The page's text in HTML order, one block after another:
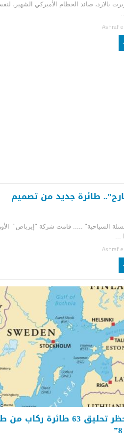
الأميركي الشهير، لنفسه
جديد من تصميم
شركة "إيرباص" الأوروبية
أستراليا تحظر تحليق 63 طائرة ركاب من طراز